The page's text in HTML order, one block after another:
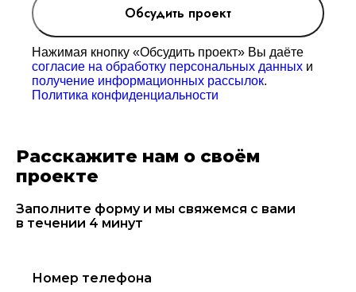
Обсудить проект
Нажимая кнопку «Обсудить проект» Вы даёте
согласие на обработку персональных данных и
получение информационных рассылок.
Политика конфиденциальности
Расскажите нам о своём
проекте
Заполните форму и мы свяжемся с вами
в течении 4 минут